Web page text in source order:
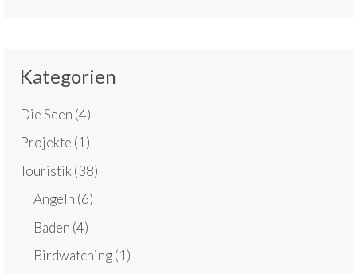
Kategorien
Die Seen (4)
Projekte (1)
Touristik (38)
Angeln (6)
Baden (4)
Birdwatching(1)